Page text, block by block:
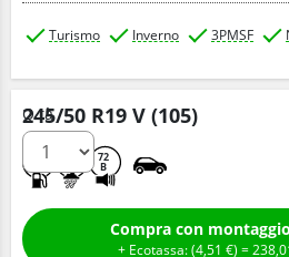
Turismo Inverno 3PMSF
245/50 R19 V (105)
72
B
Q.tà
+ Ecotassa: (4,51 € ) =238,